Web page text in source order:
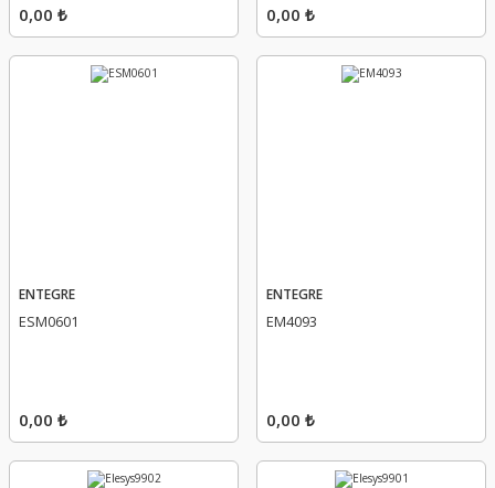
0,00 ₺ 0,00 ₺
ENTEGRE
ESM0601
0,00 ₺
ENTEGRE
EM4093
0,00 ₺